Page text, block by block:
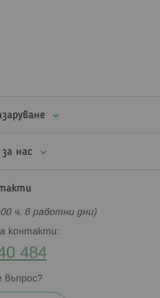
за нас
ч. в работни дни)
контакти:
484
въпрос?